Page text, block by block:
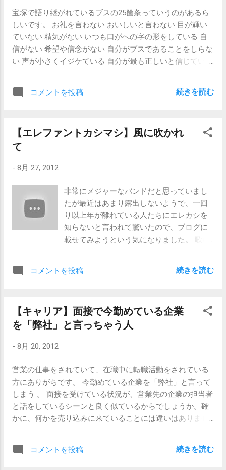
したほうがいいです。 【関連記事】 【新卒・キャリア】雇
ってもいい理由とダメな理由 【新卒・キャリア】「ダメな
理由」を探している質問 【新卒・キャリア】面接でうまく
話せない
を説明しようとすれば、相手の目を見ずにすますことはで
きません。見ないと、相手が自分が話していることを理解
できているのかどうか確認できませんしね。 ただ、別に面
接をしている間中、ずーっと目を見ている必要はありませ
ん。ずーっと目を合わせているなんて、それこそまさしく
見つめられていられたら、面接官もソワソワドキドキして
しまいます。 どうしても苦手な方は、 目を見るタイミング
いていますよ、理解していますよ、というサインです。そ
して次に、自分の話の終わり部分。私の話はこれでいった
か？というサインです。 それぞれ、時間は1秒から2秒ほど
でいいと思います。それ以外の時間は、テーブルの上や相
手の胸元あたりを見ているといいと思います。斜め上あた
りを見ながら話をしていると嘘をついてると思われるかも
しれませんし（本人の利き手斜め上を見ているとき）、向
き方によっては少々アホっぽいと思われる可能性がありま
す。 しつこいようですが、ネクタイの結び目や首もとをま
ないのです。 【...
宝塚で語り継がれているブスの25箇条っていうのがあるら
しいです。 お礼を言わない おいしいと言わない 目が輝い
ていない 精気がない いつも口がへの字の形をしている 自
信がない 希望や信念がない 自分がブスであることをしらな
い 声が小さくイジケている 自分が最も正しいと信じている
人を信じない 謙虚さがなくゴウマンである 人のアドバイス
暗くする 人生においても仕事においても意欲がない こ、こ
れは！！ 2.おいしいと言わない → 嬉しいと言わない 8.
ないことを知らない と言い換えたら、もうそのまま 「ブス
性のことだけを指しているわけではないですよ。 男性でも
ブスな輩はいます。 「20.なんでもないことにキズつく」な
んて秀逸ですね。そうなんですよ、なんでもないことで傷
ついて「傷ついている自分」を周囲にアピールするんです
よ。 そして極めつけはこれですね。 「23.存在自体が周囲
囲が皆気を使ってしまって、職場の空気が淀んでしまうな
気にもならなくなってきます。そしてどんどん職場の雰囲
気が悪くなり業績も落ちて行くと。 こういう人、なんて言
周囲であって本人がうつになることはまずないし、モンス
ター社員というのともちょっと違うなと。 これを読んで、
そうか、 こういう人達は ブスな社員 なんだなと、と
ても納得したのでした。 【関連記事】 【心の問題】うつの
連鎖反応（ストーリー版）
コメントを投稿 続きを読む
【エレファントカシマシ】風に吹かれ
て
- 8月 27, 2012
非常にメジャーなバンドだと思っていまし
たが最近はあまり露出しないようで、一回
り以上年が離れている人たちにエレカシを
知らないと言われて驚いたので、ブログに
載せてみようという気になりました。 歌い
普通の顔した そう いつもの普通の 風に吹
これで そう 本当はこのままで 何もかも素
晴しいのに 明日には それぞれの道を 追い
見慣れたいつもの町を過ぎれば 素知らぬ顔
そびえるビルの角 遠くで聞こえる そう 遠
くで聞こえる 町の音に耳をかせば 悲しみは
優しいふりして この町を包むだろう おまえ
に会いにゆくまで さよならさ 今日の日よ
いつもの風に吹かれて (見慣れてる)この部
コメントを投稿 続きを読む
【キャリア】面接で今勤めている企業
を「弊社」と言っちゃう人
- 8月 20, 2012
営業の仕事をされていて、在職中に転職活動をされている
方にありがちです。 今勤めている企業を「弊社」と言って
しまう 。 面接を受けている状況が、営業先の企業の担当者
と話をしているシーンと良く似ているからでしょうか。確
かに、何かを売り込みに来ていることには違いはありませ
し、面接は個人として受けているわけであって、○○社の社
コメントを投稿 続きを読む